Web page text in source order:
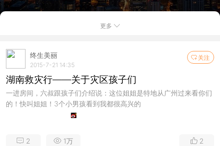
更多
关注
终生美丽
2015-7-21 14:35
湖南救灾行——关于灾区孩子们
一进房间，六叔跟孩子们介绍说：这位姐姐是特地从广州过来看你们
的！快叫姐姐！3个小男孩看到我都很高兴的
2 1万 2